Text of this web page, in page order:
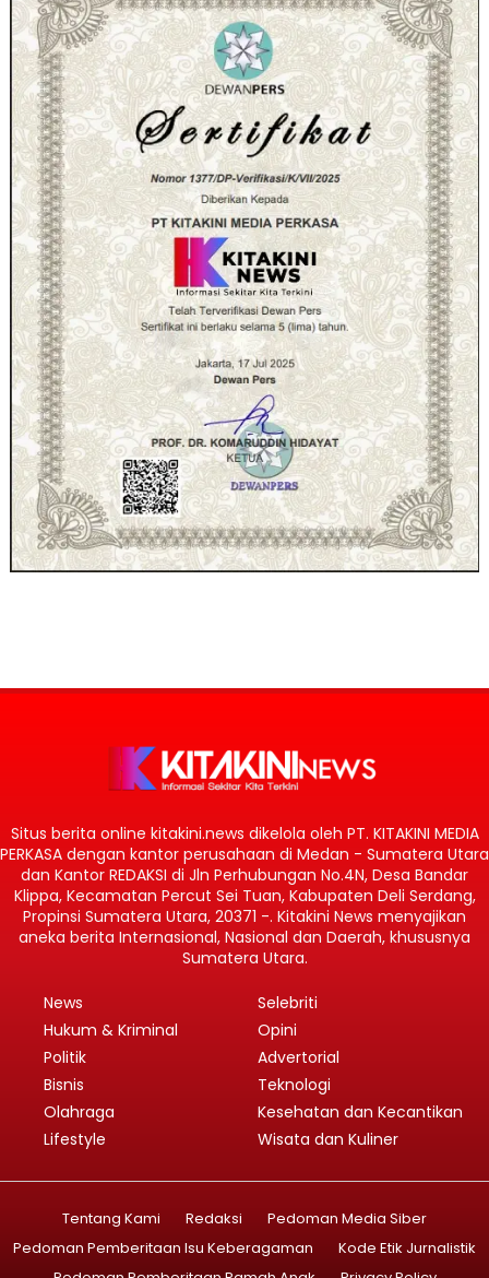
Situs berita online kitakini.news dikelola oleh PT. KITAKINI MEDIA
PERKASA dengan kantor perusahaan di Medan - Sumatera Utara
dan Kantor REDAKSI di Jln Perhubungan No.4N, Desa Bandar
Klippa, Kecamatan Percut Sei Tuan, Kabupaten Deli Serdang,
Propinsi Sumatera Utara, 20371 -. Kitakini News menyajikan
aneka berita Internasional, Nasional dan Daerah, khususnya
Sumatera Utara.
News
Hukum & Kriminal
Politik
Bisnis
Olahraga
Lifestyle
Selebriti
Opini
Advertorial
Teknologi
Kesehatan dan Kecantikan
Wisata dan Kuliner
Tentang Kami Redaksi
Pedoman Media Siber
Pedoman Pemberitaan Isu Keberagaman
Kode Etik Jurnalistik